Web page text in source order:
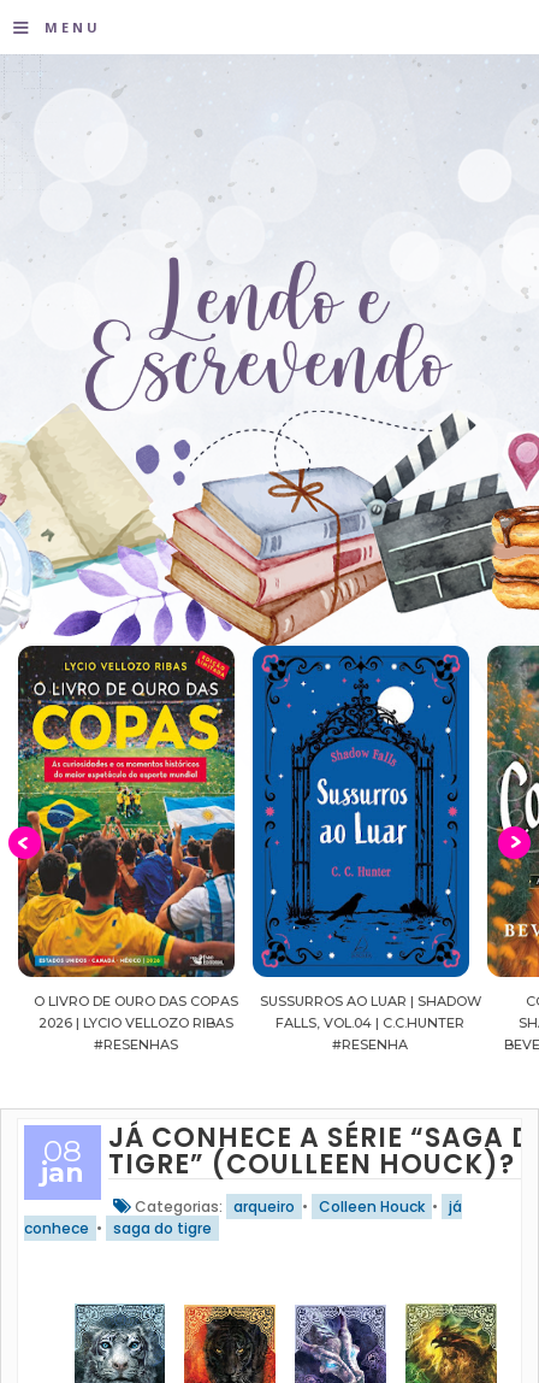
≡ MENU
O LIVRO DE OURO DAS COPAS
2026 | LYCIO VELLOZO RIBAS
#RESENHAS
SUSSURROS AO LUAR | SHADOW
FALLS, VOL.04 | C.C.HUNTER
#RESENHA
08
jan
JÁ CONHECE A SÉRIE “SAGA
TIGRE” (COULLEEN HOUCK)?
Categorias: arqueiro • Colleen Houck • já
conhece • saga do tigre